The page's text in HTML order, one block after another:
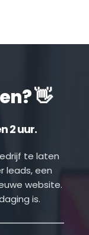
👋
2 uur.
te laten
leads, een
website.
is.